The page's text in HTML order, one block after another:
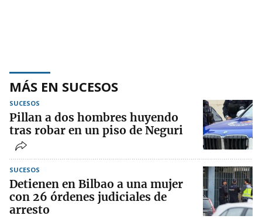
MÁS EN SUCESOS
SUCESOS
Pillan a dos hombres huyendo
tras robar en un piso de Neguri
SUCESOS
Detienen en Bilbao a una mujer
con 26 órdenes judiciales de
arresto